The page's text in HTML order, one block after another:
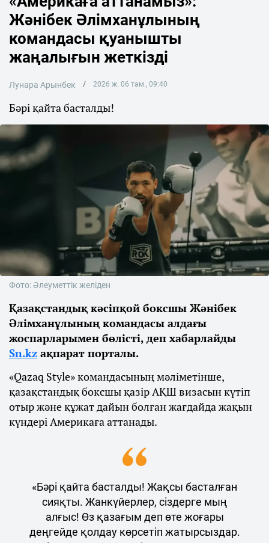
Жәнібек Әлімханұлының
командасы қуанышты
жаңалығын жеткізді
Лунара Арынбек 2026 ж. 06 там., 09:40
Бәрі қайта басталды!
Фото: Әлеуметтік желіден
Қазақстандық кәсіпқой боксшы Жәнібек
Әлімханұлының командасы алдағы
жоспарларымен бөлісті, деп хабарлайды
Sn.kz ақпарат порталы.
«Qazaq Style» командасының мәліметінше,
қазақстандық боксшы қазір АҚШ визасын күтіп
отыр және құжат дайын болған жағдайда жақын
күндері Америкаға аттанады.
«Бәрі қайта басталды! Жақсы басталған
сияқты. Жанкүйерлер, сіздерге мың
алғыс! Өз қазағым деп өте жоғары
деңгейде қолдау көрсетіп жатырсыздар.